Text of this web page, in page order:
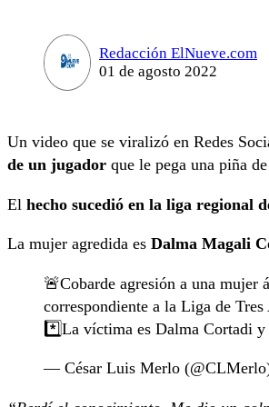
Redacción ElNueve.com
01 de agosto 2022
Un video que se viralizó en Redes
de un jugador que le pega una piña
El hecho sucedió en la liga regional
La mujer agredida es Dalma Magali
🚨Cobarde agresión a una mujer
correspondiente a la Liga de
*️⃣La víctima es Dalma Cortadi
— César Luis Merlo